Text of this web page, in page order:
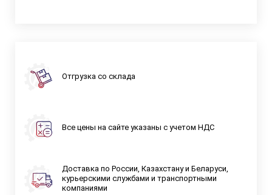
Отгрузка со склада
Все цены на сайте указаны с учетом НДС
Доставка по России, Казахстану и Беларуси,
курьерскими службами и транспортными
компаниями